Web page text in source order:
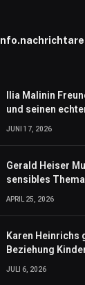
Ilia Malinin
und seinen
JUNI 17, 2026
Gerald Heiser
sensibles
APRIL 25, 2026
Karen Heinrichs
Beziehung
JULI 6, 2026